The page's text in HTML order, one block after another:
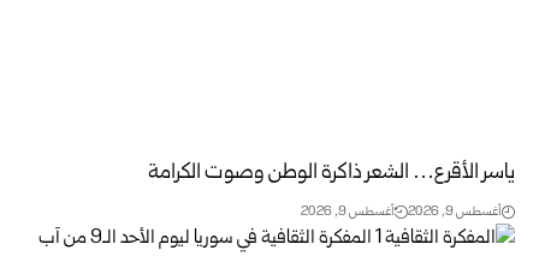
ياسر الأقرع… الشعر ذاكرة الوطن وصوت الكرامة
أغسطس 9, 2026 أغسطس 9, 2026